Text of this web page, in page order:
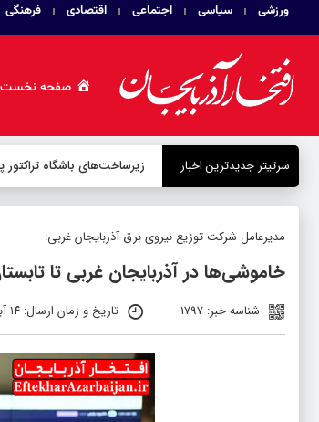
ورزشی سیاسی اجتماعی اقتصادی فرهنگی
صفحه نخست
سرتیتر جدیدترین اخبار زیرساخت‌های باشگاه تراکتور
مدیرعامل شرکت توزیع نیروی برق آذربایجان غربی:
خاموشی‌ها در آذربایجان غربی تا تابستان آینده ۵۰ درصد
شناسه خبر: 1797 تاریخ و زمان ارسال: ۱۴ آبان ۱۴۰۴ ساعت ۱۶:۳۷